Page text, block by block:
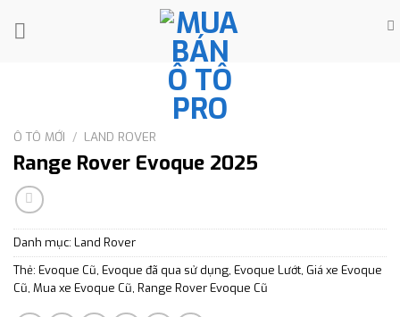
Ô TÔ MỚI / LAND ROVER
Range Rover Evoque 2025
Danh mục: Land Rover
Thẻ: Evoque Cũ, Evoque đã qua sử dụng, Evoque Lướt, Giá xe Evoque
Cũ, Mua xe Evoque Cũ, Range Rover Evoque Cũ